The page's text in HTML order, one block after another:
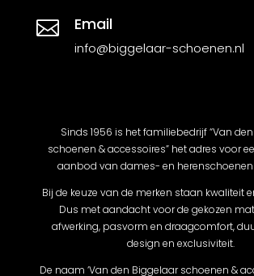
 Email
info@biggelaar-schoenen.nl
Sinds 1956 is het familiebedrijf “Van
schoenen & accessoires” het adres voor
aanbod van dames- en herenschoenen
Bij de keuze van de merken staan kwaliteit
Dus met aandacht voor de gekozen
afwerking, pasvorm en draagcomfort,
design en exclusiviteit.
De naam ‘Van den Biggelaar schoenen &